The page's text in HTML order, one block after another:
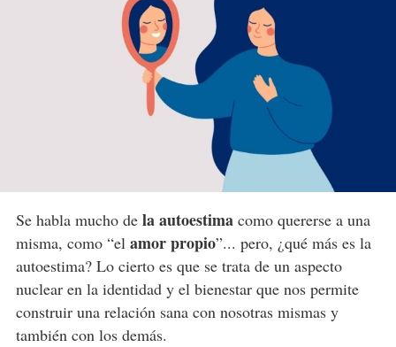
Se habla mucho de la autoestimacomo quererse a una
misma, como “el amor propio”... pero, ¿qué más es la
autoestima? Lo cierto es que se trata de un aspecto
nuclear en la identidad y el bienestar que nos permite
construir una relación sana con nosotras mismas y
también con los demás.